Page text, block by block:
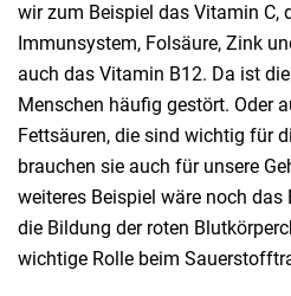
wir zum Beispiel das Vitamin C,
Immunsystem, Folsäure, Zink
auch das Vitamin B12. Da ist
Menschen häufig gestört. Oder
Fettsäuren, die sind wichtig für
brauchen sie auch für unsere
weiteres Beispiel wäre noch
die Bildung der roten
wichtige Rolle beim